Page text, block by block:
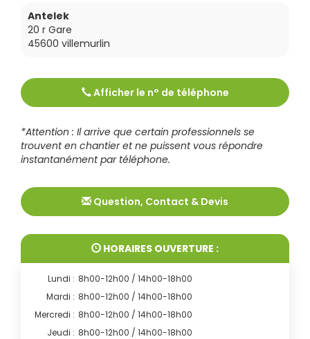
Antelek
20 r Gare
45600 villemurlin
Afficher le n° de téléphone
0238360359
*Attention : Il arrive que certain professionnels se
trouvent en chantier et ne puissent vous répondre
instantanément par téléphone.
Question, Contact & Devis
HORAIRES OUVERTURE :
Lundi : 8h00-12h00 / 14h00-18h00
Mardi : 8h00-12h00 / 14h00-18h00
Mercredi : 8h00-12h00 / 14h00-18h00
Jeudi : 8h00-12h00 / 14h00-18h00